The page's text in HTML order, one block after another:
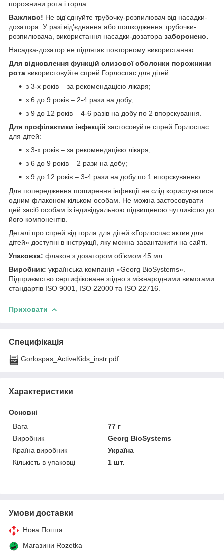
порожнини рота і горла.
Важливо! Не від'єднуйте трубочку-розпилювач від насадки-
дозатора. У разі від'єднання або пошкодження трубочки-
розпилювача, використання насадки-дозатора заборонено.
Насадка-дозатор не підлягає повторному використанню.
Для відновлення функцій слизової оболонки порожнини
рота використовуйте спрей Горлоспас для дітей:
з 3-х років – за рекомендацією лікаря;
з 6 до 9 років – 2-4 рази на добу;
з 9 до 12 років – 4-6 разів на добу по 2 впорскування.
Для профілактики інфекцій застосовуйте спрей Горлоспас
для дітей:
з 3-х років – за рекомендацією лікаря;
з 6 до 9 років – 2 рази на добу;
з 9 до 12 років – 3-4 рази на добу по 1 впорскуванню.
Для попередження поширення інфекції не слід користуватися
одним флаконом кільком особам. Не можна застосовувати
цей засіб особам із індивідуальною підвищеною чутливістю до
його компонентів.
Деталі про спрей від горла для дітей «Горлоспас актив для
дітей» доступні в інструкції, яку можна завантажити на сайті.
Упаковка: флакон з дозатором об’ємом 45 мл.
Виробник: українська компанія «Georg BioSystems».
Підприємство сертифіковане згідно з міжнародними вимогами
стандартів ISO 9001, ISO 22000 та ISO 22716.
Приховати
Специфікація
Gorlospas_ActiveKids_instr.pdf
Характеристики
Основні
Вага
77 г
Виробник
Georg BioSystems
Країна виробник
Україна
Кількість в упаковці
1 шт.
Умови доставки
Нова Пошта
Магазини Rozetka